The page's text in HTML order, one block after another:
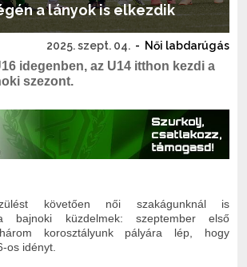
a lányok is elkezdik
2025. szept. 04. - Női labdarúgás
idegenben, az U14 itthon kezdi a
szezont.
követően női szakágunknál is
bajnoki küzdelmek: szeptember első
korosztályunk pályára lép, hogy
os idényt.